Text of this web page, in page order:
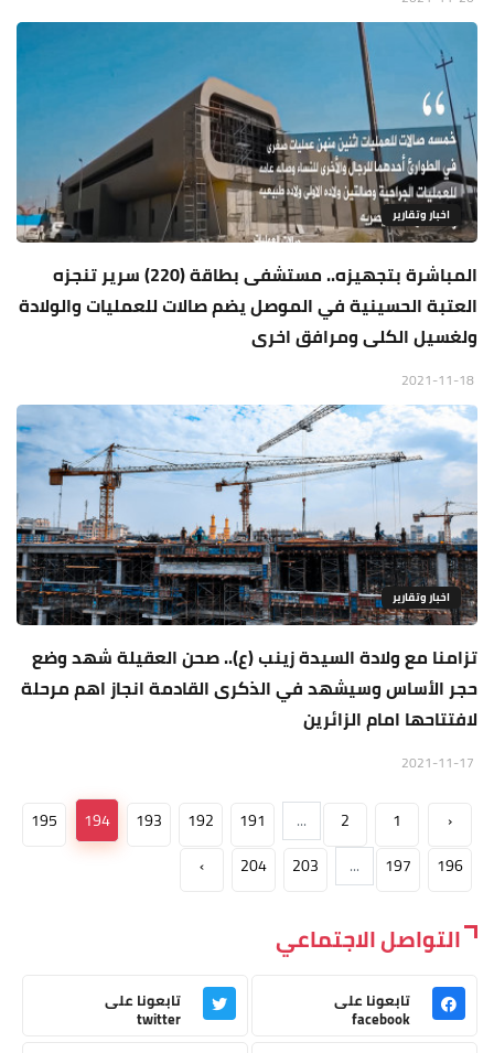
اخبار وتقارير
المباشرة بتجهيزه.. مستشفى بطاقة (220) سرير تنجزه
العتبة الحسينية في الموصل يضم صالات للعمليات والولادة
ولغسيل الكلى ومرافق اخرى
اخبار وتقارير
تزامنا مع ولادة السيدة زينب (ع).. صحن العقيلة شهد وضع
حجر الأساس وسيشهد في الذكرى القادمة انجاز اهم مرحلة
لافتتاحها امام الزائرين
‹
1
2
...
191
192
193
194
195
196
197
...
203
204
›
التواصل الاجتماعي
تابعونا على
facebook
تابعونا على
twitter